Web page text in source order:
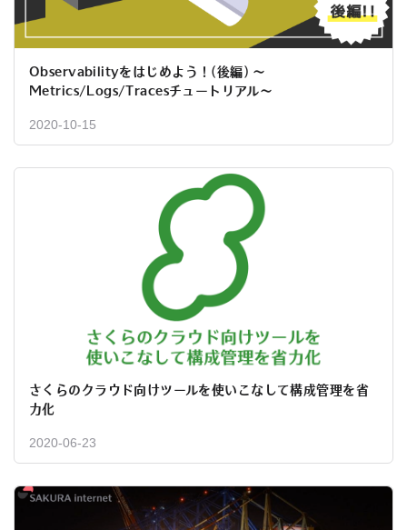
Observabilityをはじめよう！(後編) 〜
Metrics/Logs/Tracesチュートリアル〜
2020-10-15
さくらのクラウド向けツールを使いこなして構成管理を省
力化
2020-06-23